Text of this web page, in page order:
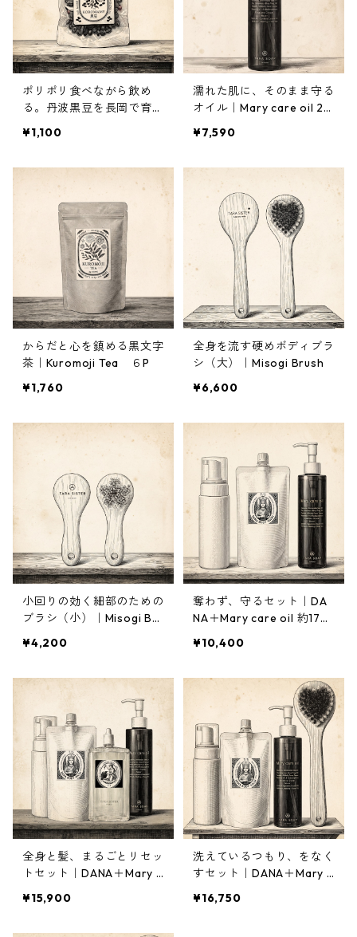
ポリポリ食べながら飲め
る。丹波黒豆を長岡で育て
¥1,100
濡れた肌に、そのまま守る
オイル｜Mary care oil 20
¥7,590
からだと心を鎮める黒文字
茶｜Kuromoji Tea ６P
¥1,760
全身を流す硬めボディブラ
シ（大）｜Misogi Brush
¥6,600
小回りの効く細部のための
ブラシ（小）｜Misogi Bru
¥4,200
奪わず、守るセット｜DA
NA＋Mary care oil 約17％
¥10,400
全身と髪、まるごとリセッ
トセット｜DANA＋Mary c
７％OFF 3,240円お得
¥15,900
洗えているつもり、をなく
すセット｜DANA＋Mary c
＋空ポンプ 約17%OFF 3,3
¥16,750